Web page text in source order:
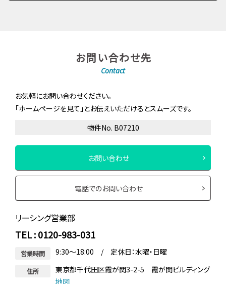
お問い合わせ先
Contact
お気軽にお問い合わせください。
「ホームページを見て」とお伝えいただけるとスムーズです。
物件No. B07210
お問い合わせ
電話でのお問い合わせ
リーシング営業部
TEL : 0120-983-031
営業時間 9:30～18:00 / 定休日：水曜・日曜
住所
東京都千代田区霞が関3-2-5 霞が関ビルディング
地図